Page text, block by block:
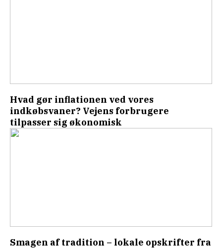
Hvad gør inflationen ved vores
indkøbsvaner? Vejens forbrugere
tilpasser sig økonomisk
Smagen af tradition – lokale opskrifter fra